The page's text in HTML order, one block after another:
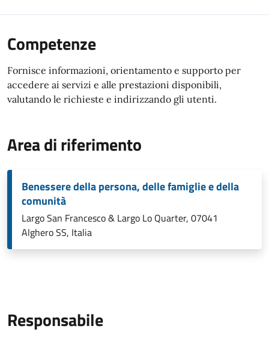
Competenze
Fornisce informazioni, orientamento e supporto per
accedere ai servizi e alle prestazioni disponibili,
valutando le richieste e indirizzando gli utenti.
Area di riferimento
Benessere della persona, delle famiglie e della
comunità
Largo San Francesco & Largo Lo Quarter, 07041
Alghero SS, Italia
Responsabile